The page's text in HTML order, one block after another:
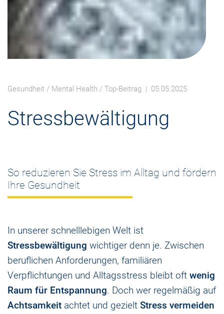
Gesundheit / Mental Health / Top-Beitrag | 05.05.2025
Stressbewältigung
So reduzieren Sie Stress im Alltag und fördern
Ihre Gesundheit
In unserer schnelllebigen Welt ist
Stressbewältigung wichtiger denn je. Zwischen
beruflichen Anforderungen, familiären
Verpflichtungen und Alltagsstress bleibt oft wenig
Raum für Entspannung. Doch wer regelmäßig auf
Achtsamkeit achtet und gezielt Stress vermeiden